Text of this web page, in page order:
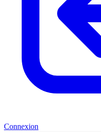
Connexion